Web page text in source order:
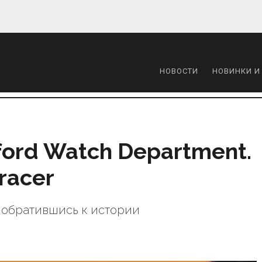
НОВОСТИ НОВИНКИ
Watch Department.
к истории